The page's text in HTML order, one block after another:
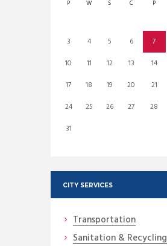
P W Ś C P
3
4 5 6 7
10
11 12 13 14
17
18 19 20 21
24
25 26 27 28
31
CITY SERVICES
Transportation
Sanitation & Recycling